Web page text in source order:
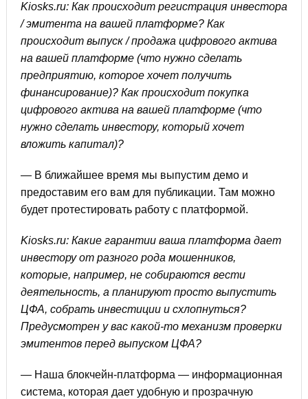
Kiosks.ru: Как происходит регистрация инвестора
/ эмитента на вашей платформе? Как
происходит выпуск / продажа цифрового актива
на вашей платформе (что нужно сделать
предприятию, которое хочет получить
финансирование)? Как происходит покупка
цифрового актива на вашей платформе (что
нужно сделать инвестору, который хочет
вложить капитал)?
— В ближайшее время мы выпустим демо и
предоставим его вам для публикации. Там можно
будет протестировать работу с платформой.
Kiosks.ru: Какие гарантии ваша платформа дает
инвестору от разного рода мошенников,
которые, например, не собираются вести
деятельность, а планируют просто выпустить
ЦФА, собрать инвестиции и схлопнуться?
Предусмотрен у вас какой-то механизм проверки
эмитентов перед выпуском ЦФА?
— Наша блокчейн-платформа — информационная
система, которая дает удобную и прозрачную